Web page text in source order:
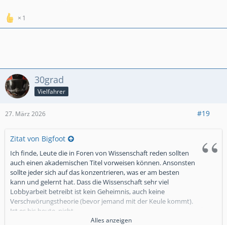
1
30grad
Vielfahrer
27. März 2026 #19
Zitat von Bigfoot
Ich finde, Leute die in Foren von Wissenschaft reden sollten
auch einen akademischen Titel vorweisen können. Ansonsten
sollte jeder sich auf das konzentrieren, was er am besten
kann und gelernt hat. Dass die Wissenschaft sehr viel
Lobbyarbeit betreibt ist kein Geheimnis, auch keine
Verschwörungstheorie (bevor jemand mit der Keule kommt).
Ist es bis heute, nicht.
Alles anzeigen